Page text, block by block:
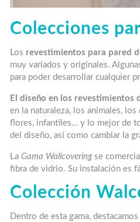
Colecciones
Los revestimientos para pared
muy variados y originales.
para poder desarrollar cualquier
El diseño en los revestimientos
en la naturaleza, los animales,
flores, infantiles… y lo mejor de
del diseño, así como cambiar la
LaGama Wallcoveringse
fibra de vidrio. Su instalación es
Colección
Dentro de esta gama,